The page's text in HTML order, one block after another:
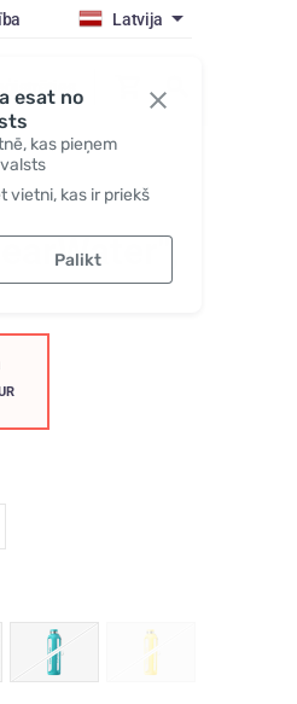
esat no
kas pieņem
vietni, kas ir priekš
Palikt
Latvija